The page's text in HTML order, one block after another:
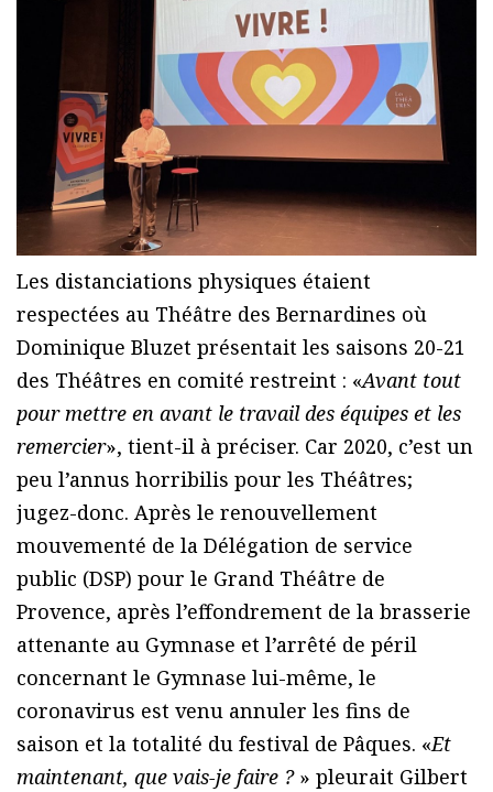
Les distanciations physiques étaient
respectées au Théâtre des Bernardines où
Dominique Bluzet présentait les saisons 20-21
des Théâtres en comité restreint : «Avant tout
pour mettre en avant le travail des équipes et les
remercier», tient-il à préciser. Car 2020, c’est un
peu l’annus horribilis pour les Théâtres;
jugez-donc. Après le renouvellement
mouvementé de la Délégation de service
public (DSP) pour le Grand Théâtre de
Provence, après l’effondrement de la brasserie
attenante au Gymnase et l’arrêté de péril
concernant le Gymnase lui-même, le
coronavirus est venu annuler les fins de
saison et la totalité du festival de Pâques. «Et
maintenant, que vais-je faire ? » pleurait Gilbert